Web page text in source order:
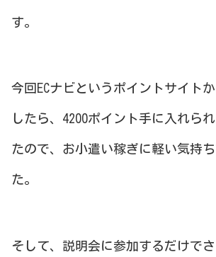
す。
今回ECナビというポイントサイト
したら、4200ポイント手に入れら
たので、お小遣い稼ぎに軽い気持
た。
そして、説明会に参加するだけで